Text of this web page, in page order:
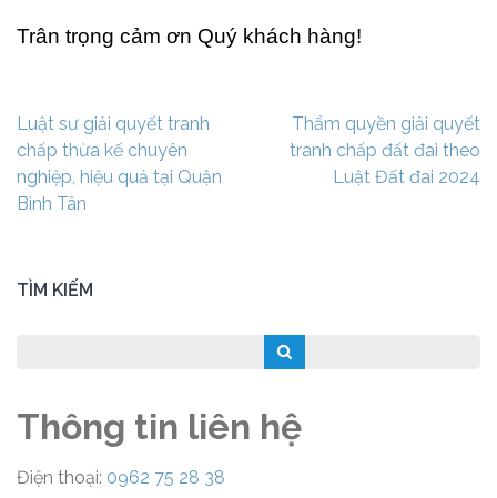
Trân trọng cảm ơn Quý khách hàng!
Điều
hướng
bài
viết
Luật sư giải quyết tranh
chấp thừa kế chuyên
nghiệp, hiệu quả tại Quận
Bình Tân
Thẩm quyền giải quyết
tranh chấp đất đai theo
Luật Đất đai 2024
TÌM KIẾM
Thông tin liên hệ
Điện thoại: 0962 75 28 38